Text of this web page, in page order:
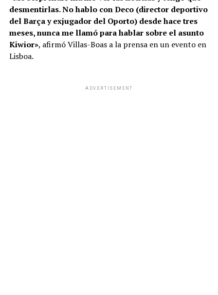
desmentirlas. No hablo con Deco (director deportivo
del Barça y exjugador del Oporto) desde hace tres
meses, nunca me llamó para hablar sobre el asunto
Kiwior», afirmó Villas-Boas a la prensa en un evento en
Lisboa.
ADVERTISEMENT